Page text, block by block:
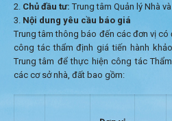
Chủ đầu tư: Trung tâm Quản lý Nhà
Nội dung yêu cầu báo giá
Trung tâm thông báo đến các đơn vị
công tác thẩm định giá tiến hành
Trung tâm để thực hiện công tác
các cơ sở nhà, đất bao gồm: